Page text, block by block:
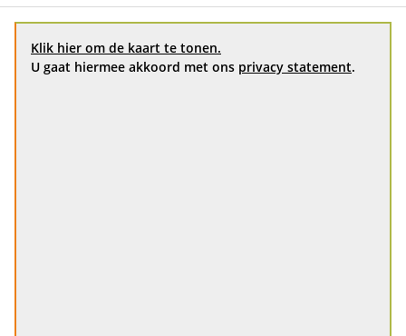
Klik hier om de kaart te tonen.
U gaat hiermee akkoord met ons privacy statement.